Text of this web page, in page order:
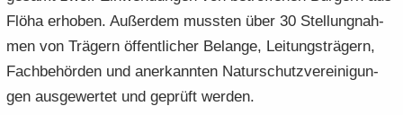
Flöha er­ho­ben. Au­ßer­dem muss­ten über 30 Stel­lung­nah­
men von Trä­gern öf­fent­li­cher Be­lan­ge, Lei­tungs­trä­gern,
Fach­be­hör­den und an­er­kann­ten Na­tur­schutz­ver­ei­ni­gun­
gen aus­ge­wer­tet und ge­prüft wer­den.